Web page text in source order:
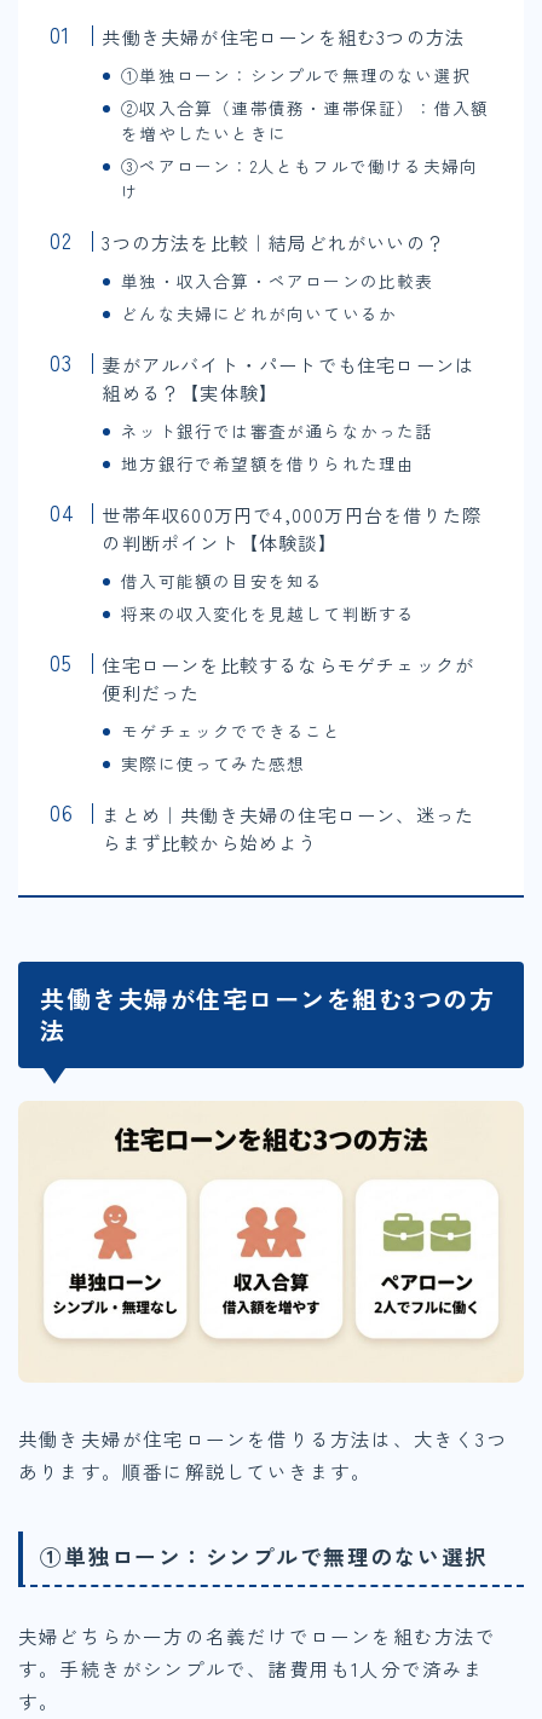
共働き夫婦が住宅ローンを組む3つの方法
①単独ローン：シンプルで無理のない選択
②収入合算（連帯債務・連帯保証）：借入額
を増やしたいときに
③ペアローン：2人ともフルで働ける夫婦向
け
3つの方法を比較｜結局どれがいいの？
単独・収入合算・ペアローンの比較表
どんな夫婦にどれが向いているか
妻がアルバイト・パートでも住宅ローンは
組める？【実体験】
ネット銀行では審査が通らなかった話
地方銀行で希望額を借りられた理由
世帯年収600万円で4,000万円台を借りた際
の判断ポイント【体験談】
借入可能額の目安を知る
将来の収入変化を見越して判断する
住宅ローンを比較するならモゲチェックが
便利だった
モゲチェックでできること
実際に使ってみた感想
まとめ｜共働き夫婦の住宅ローン、迷った
らまず比較から始めよう
共働き夫婦が住宅ローンを組む3つの方
法
共働き夫婦が住宅ローンを借りる方法は、大きく3つ
あります。順番に解説していきます。
①単独ローン：シンプルで無理のない選択
夫婦どちらか一方の名義だけでローンを組む方法で
す。手続きがシンプルで、諸費用も1人分で済みま
す。